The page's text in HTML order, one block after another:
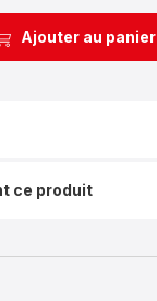
Ajouter au panier
ce produit